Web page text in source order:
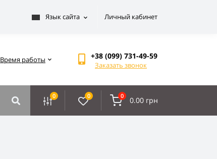
Язык сайта Личный кабинет
Время работы +38 (099) 731-49-59
Заказать звонок
0 0 0 0.00 грн